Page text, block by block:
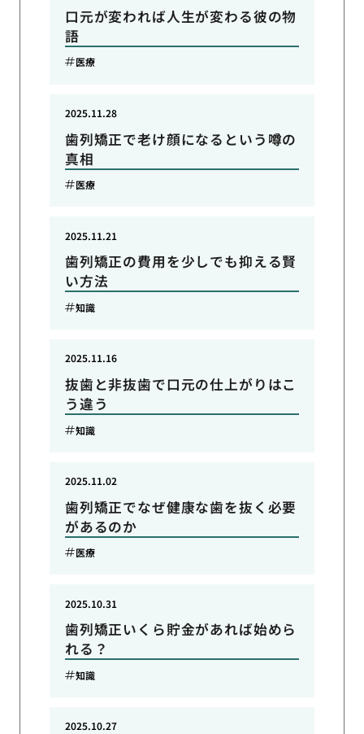
口元が変われば人生が変わる彼の物
語
医療
歯列矯正で老け顔になるという噂の
真相
2025.11.28
医療
歯列矯正の費用を少しでも抑える賢
い方法
2025.11.21
知識
抜歯と非抜歯で口元の仕上がりはこ
う違う
2025.11.16
知識
歯列矯正でなぜ健康な歯を抜く必要
があるのか
2025.11.02
医療
歯列矯正いくら貯金があれば始めら
れる？
2025.10.31
知識
2025.10.27